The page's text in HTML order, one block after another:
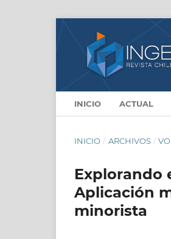
INICIO ACTUAL
INICIO / ARCHIVOS /
Explorando
Aplicación
minorista